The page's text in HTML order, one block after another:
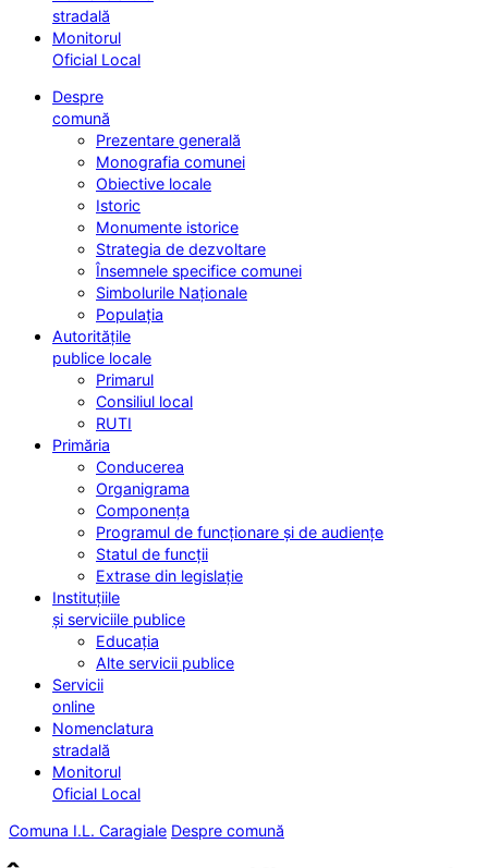
stradală
Monitorul
Oficial Local
Despre
comună
Prezentare generală
Monografia comunei
Obiective locale
Istoric
Monumente istorice
Strategia de dezvoltare
Însemnele specifice comunei
Simbolurile Naționale
Populația
Autoritățile
publice locale
Primarul
Consiliul local
RUTI
Primăria
Conducerea
Organigrama
Componența
Programul de funcționare și de audiențe
Statul de funcții
Extrase din legislație
Instituțiile
și serviciile publice
Educația
Alte servicii publice
Servicii
online
Nomenclatura
stradală
Monitorul
Oficial Local
Comuna I.L. Caragiale Despre comună